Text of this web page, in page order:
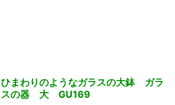
ひまわりのようなガラスの大鉢 ガラ
スの器 大 GU169